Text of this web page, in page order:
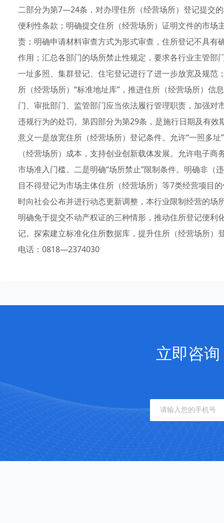
二部分为第7—24条，对办理住所（经营场所）登记提交
便利性条款；明确提交住所（经营场所）证明文件的市
责；明确申请材料审查方式为形式审查，住所登记不具
作用；汇总各部门的场所禁止性规定，要求各行业主管
一址多照、集群登记、住宅登记进行了进一步放宽及规
所（经营场所）“标准地址库”，推进住所（经营场所）
门、审批部门、监管部门应当依法履行管理职责，加强
违规行为的处罚。第四部分为第29条，是施行日期及有
意义一是放宽住所（经营场所）登记条件。允许“一照多
（经营场所）成本，支持创业创新载体发展。允许电子
市场准入门槛。二是明确“场所禁止”限制条件。明确非（
目不得登记为市场主体住所（经营场所）等7类经营项目
时向社会公布并进行动态更新调整，本行业限制经营的
明确免于提交不动产权证的三种情形，推动住所登记便
记。探索建立标准化住所数据库，提升住所（经营场所
电话：0818—2374030
立即咨